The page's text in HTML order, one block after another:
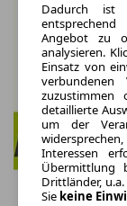
Dadurch ist
Angebot zu
analysieren.
Einsatz von
verbundenen
detaillierte
um der
Interessen
Übermittlung
Drittländer, u.a.
Sie keine